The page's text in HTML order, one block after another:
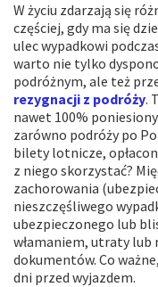
W życiu zdarzają się
częściej, gdy ma się
ulec wypadkowi
warto nie tylko
podróżnym, ale też
rezygnacji z podróży.
nawet 100%
zarówno podróży po
bilety lotnicze,
z niego skorzystać?
zachorowania
nieszczęśliwego
ubezpieczonego lub
włamaniem, utraty lub
dokumentów. Co
dni przed wyjazdem.